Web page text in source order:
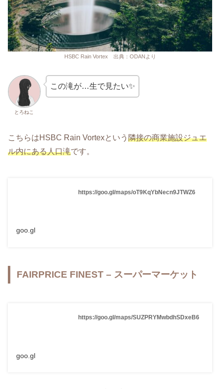
HSBC Rain Vortex 出典：ODANより
とろねこ
この滝が…生で見たい✨
こちらはHSBC Rain Vortexという 隣接の商業施設ジュエ
ル内にある人口滝です。
https://goo.gl/maps/oT9KqYbNecn9JTWZ6
goo.gl
FAIRPRICE FINEST – スーパーマーケット
https://goo.gl/maps/SUZPRYMwbdhSDxeB6
goo.gl